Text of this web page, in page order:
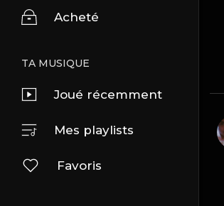
Acheté
TA MUSIQUE
Joué récemment
Mes playlists
Favoris